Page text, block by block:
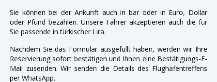
Sie können bei der Ankunft auch in bar oder in Euro, Dollar
oder Pfund bezahlen. Unsere Fahrer akzeptieren auch die für
Sie passende in türkischer Lira.
Nachdem Sie das Formular ausgefüllt haben, werden wir Ihre
Reservierung sofort bestätigen und Ihnen eine Bestätigungs-E-
Mail zusenden. Wir senden die Details des Flughafentreffens
per WhatsApp.